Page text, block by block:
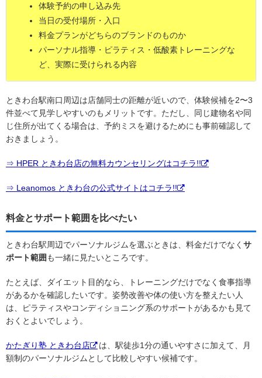
体験予約の申し込み先
当日の受付場所・入口
料金プランがどちらのブランドのものか
パーソナル指導・ピラティス・低酸素トレーニングな
ど、実際に受けられる内容
ときわ台駅南口周辺は店舗同士の距離が近いので、体験候補を2〜3
件並べて見学しやすいのもメリットです。ただし、同じ建物名や同
じ住所が出てくる場合は、予約ミスを避けるためにも事前確認して
おきましょう。
⇒ HPER ときわ台店の無料カウンセリングはコチラ!!
⇒ Leanomos ときわ台の公式サイトはコチラ!!
料金とサポート範囲を比べたい
ときわ台駅周辺でパーソナルジムを選ぶときは、料金だけでなく サ
ポート範囲も一緒に見たいところです。
たとえば、ダイエット目的なら、トレーニングだけでなく食事指導
があるかを確認したいです。姿勢改善や体の使い方を整えたい人
は、ピラティスやコンディショニング系のサポートがあるかも見て
おくとよいでしょう。
かたぎり塾 ときわ台店
は、駅徒歩1分の通いやすさに加えて、月
額制のパーソナルジムとして比較しやすい候補です。